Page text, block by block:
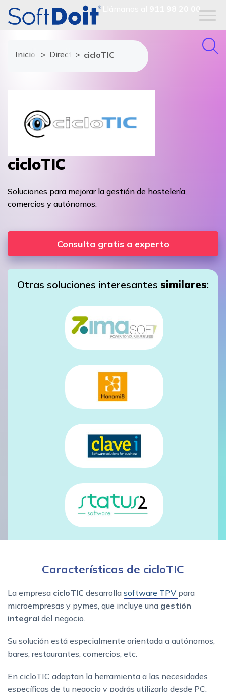
911 98 20 00
Inicio Directorio de proveedores
cicloTIC
cicloTIC
Soluciones para mejorar la gestión de hostelería,
comercios y autónomos.
Consulta gratis a experto
Otras soluciones interesantes similares:
Características de cicloTIC
La empresa cicloTIC desarrolla software TPV para
microempresas y pymes, que incluye una gestión
integral del negocio.
Su solución está especialmente orientada a autónomos,
bares, restaurantes, comercios, etc.
En cicloTIC adaptan la herramienta a las necesidades
específicas de tu negocio y podrás utilizarlo desde PC,